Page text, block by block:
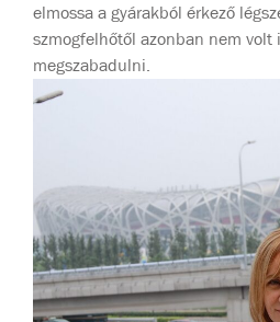
elmossa a gyárakból érkező
szmogfelhőtől azonban nem volt
megszabadulni.